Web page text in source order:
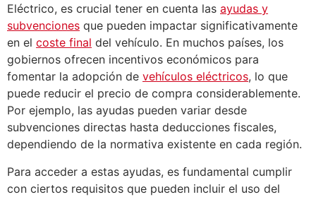
Eléctrico, es crucial tener en cuenta las ayudas y
subvenciones que pueden impactar significativamente
en el coste final del vehículo. En muchos países, los
gobiernos ofrecen incentivos económicos para
fomentar la adopción de vehículos eléctricos, lo que
puede reducir el precio de compra considerablemente.
Por ejemplo, las ayudas pueden variar desde
subvenciones directas hasta deducciones fiscales,
dependiendo de la normativa existente en cada región.
Para acceder a estas ayudas, es fundamental cumplir
con ciertos requisitos que pueden incluir el uso del